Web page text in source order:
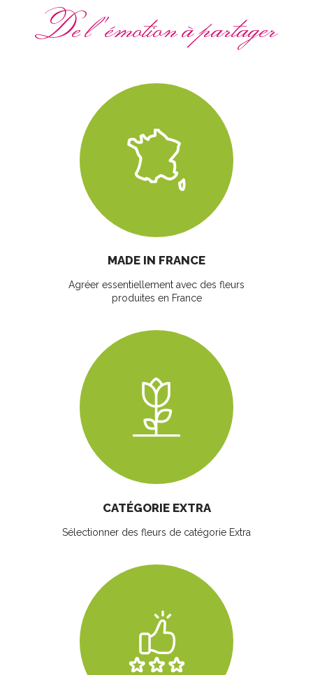
De l'émotion à partager
MADE IN FRANCE
Agréer essentiellement avec des fleurs
produites en France
CATÉGORIE EXTRA
Sélectionner des fleurs de catégorie Extra